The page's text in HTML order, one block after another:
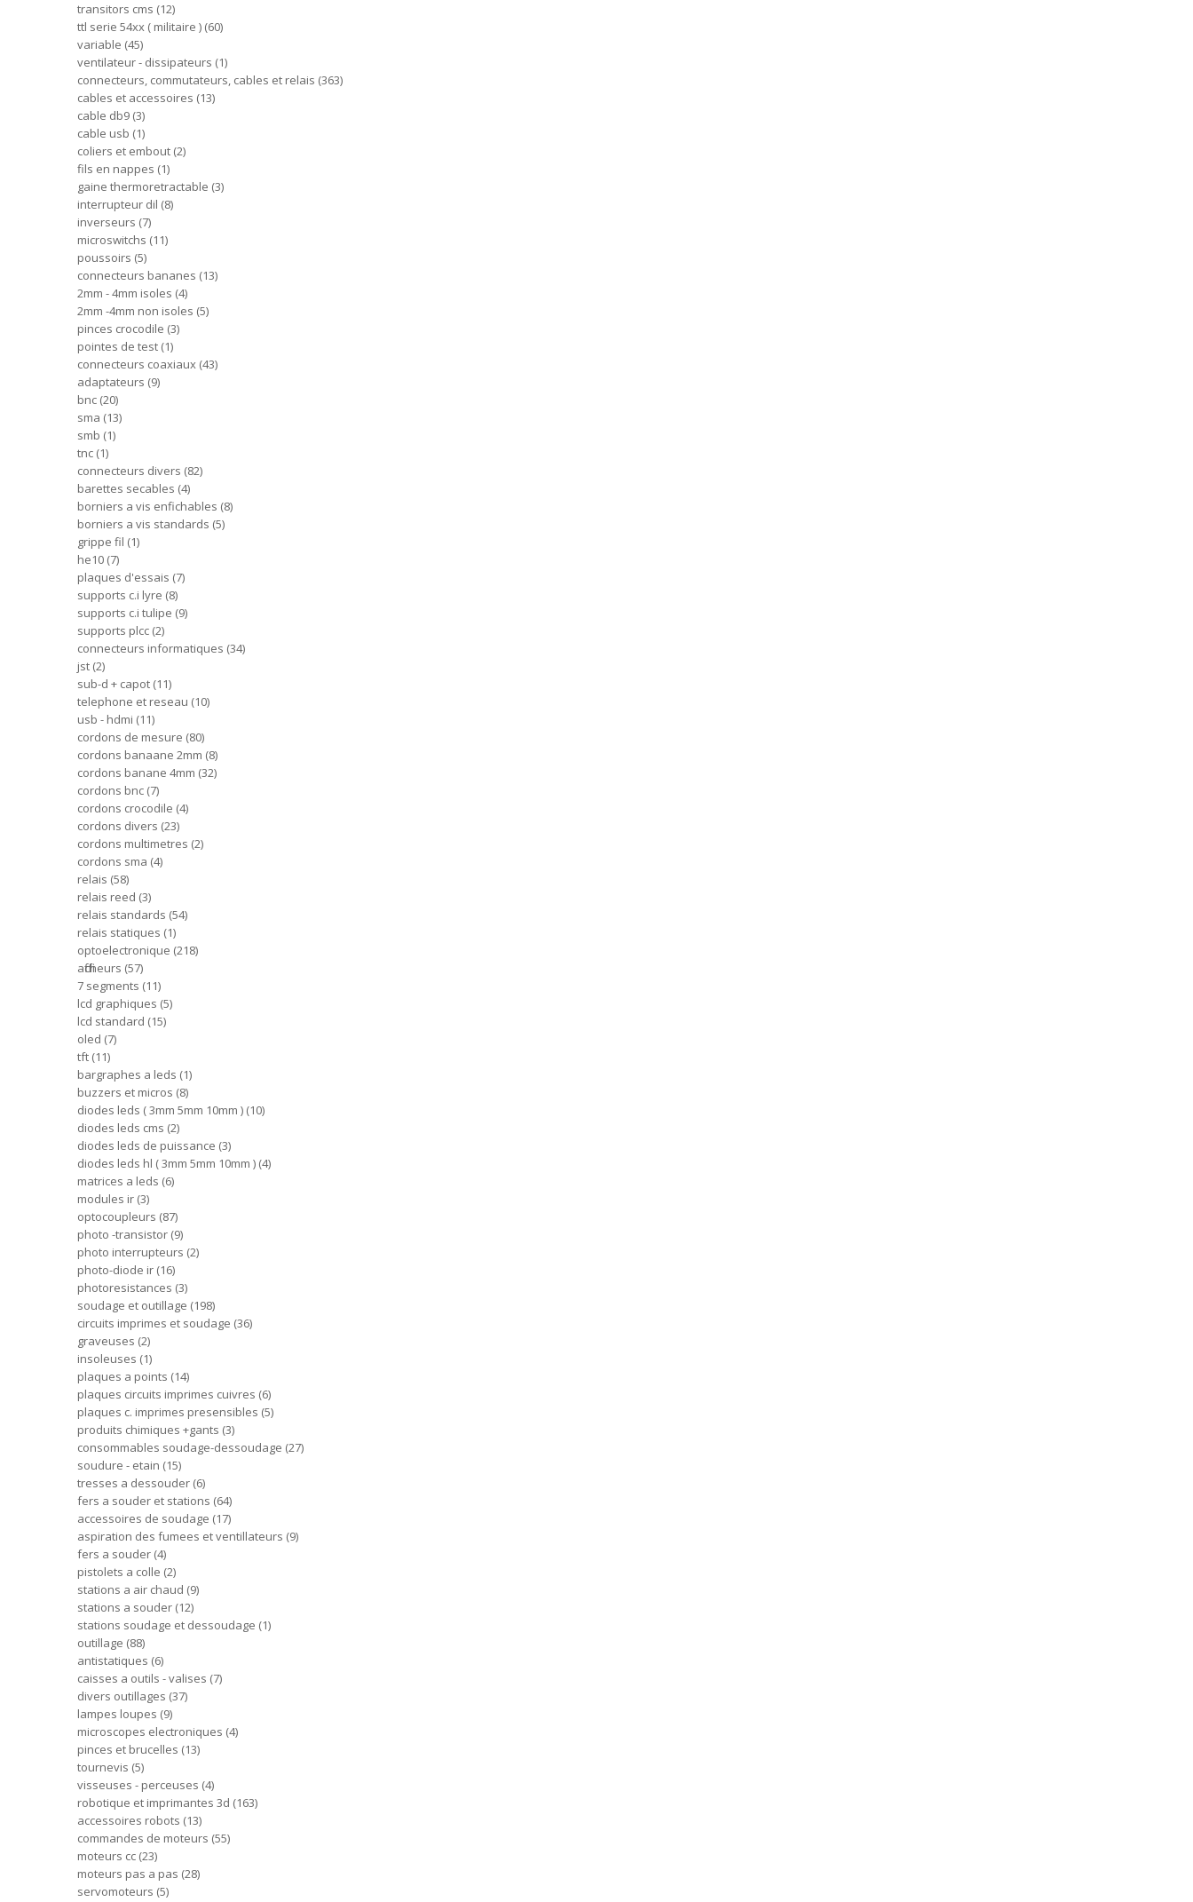
transitors cms 12
ttl serie 54xx ( militaire ) 60
variable 45
ventilateur - dissipateurs 1
connecteurs, commutateurs, cables et relais 363
cables et accessoires 13
cable db9 3
cable usb 1
coliers et embout 2
fils en nappes 1
gaine thermoretractable 3
interrupteur dil 8
inverseurs 7
microswitchs 11
poussoirs 5
connecteurs bananes 13
2mm - 4mm isoles 4
2mm -4mm non isoles 5
pinces crocodile 3
pointes de test 1
connecteurs coaxiaux 43
adaptateurs 9
bnc 20
sma 13
smb 1
tnc 1
connecteurs divers 82
barettes secables 4
borniers a vis enfichables 8
borniers a vis standards 5
grippe fil 1
he10 7
plaques d'essais 7
supports c.i lyre 8
supports c.i tulipe 9
supports plcc 2
connecteurs informatiques 34
jst 2
sub-d + capot 11
telephone et reseau 10
usb - hdmi 11
cordons de mesure 80
cordons banaane 2mm 8
cordons banane 4mm 32
cordons bnc 7
cordons crocodile 4
cordons divers 23
cordons multimetres 2
cordons sma 4
relais 58
relais reed 3
relais standards 54
relais statiques 1
optoelectronique 218
afficheurs 57
7 segments 11
lcd graphiques 5
lcd standard 15
oled 7
tft 11
bargraphes a leds 1
buzzers et micros 8
diodes leds ( 3mm 5mm 10mm ) 10
diodes leds cms 2
diodes leds de puissance 3
diodes leds hl ( 3mm 5mm 10mm ) 4
matrices a leds 6
modules ir 3
optocoupleurs 87
photo -transistor 9
photo interrupteurs 2
photo-diode ir 16
photoresistances 3
soudage et outillage 198
circuits imprimes et soudage 36
graveuses 2
insoleuses 1
plaques a points 14
plaques circuits imprimes cuivres 6
plaques c. imprimes presensibles 5
produits chimiques +gants 3
consommables soudage-dessoudage 27
soudure - etain 15
tresses a dessouder 6
fers a souder et stations 64
accessoires de soudage 17
aspiration des fumees et ventillateurs 9
fers a souder 4
pistolets a colle 2
stations a air chaud 9
stations a souder 12
stations soudage et dessoudage 1
outillage 88
antistatiques 6
caisses a outils - valises 7
divers outillages 37
lampes loupes 9
microscopes electroniques 4
pinces et brucelles 13
tournevis 5
visseuses - perceuses 4
robotique et imprimantes 3d 163
accessoires robots 13
commandes de moteurs 55
moteurs cc 23
moteurs pas a pas 28
servomoteurs 5